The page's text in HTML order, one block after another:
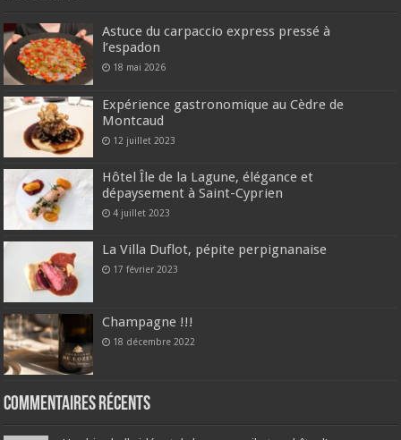
Astuce du carpaccio express pressé à
l’espadon
18 mai 2026
Expérience gastronomique au Cèdre de
Montcaud
12 juillet 2023
Hôtel Île de la Lagune, élégance et
dépaysement à Saint-Cyprien
4 juillet 2023
La Villa Duflot, pépite perpignanaise
17 février 2023
Champagne !!!
18 décembre 2022
Commentaires récents